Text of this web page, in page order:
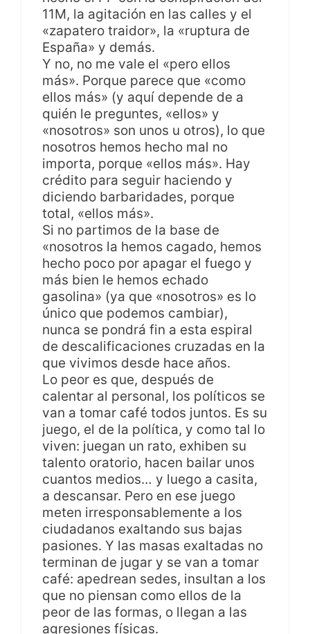
11M, la agitación en las calles y el
«zapatero traidor», la «ruptura de
España» y demás.
Y no, no me vale el «pero ellos
más». Porque parece que «como
ellos más» (y aquí depende de a
quién le preguntes, «ellos» y
«nosotros» son unos u otros), lo que
nosotros hemos hecho mal no
importa, porque «ellos más». Hay
crédito para seguir haciendo y
diciendo barbaridades, porque
total, «ellos más».
Si no partimos de la base de
«nosotros la hemos cagado, hemos
hecho poco por apagar el fuego y
más bien le hemos echado
gasolina» (ya que «nosotros» es lo
único que podemos cambiar),
nunca se pondrá fin a esta espiral
de descalificaciones cruzadas en la
que vivimos desde hace años.
Lo peor es que, después de
calentar al personal, los políticos se
van a tomar café todos juntos. Es su
juego, el de la política, y como tal lo
viven: juegan un rato, exhiben su
talento oratorio, hacen bailar unos
cuantos medios… y luego a casita,
a descansar. Pero en ese juego
meten irresponsablemente a los
ciudadanos exaltando sus bajas
pasiones. Y las masas exaltadas no
terminan de jugar y se van a tomar
café: apedrean sedes, insultan a los
que no piensan como ellos de la
peor de las formas, o llegan a las
agresiones físicas.